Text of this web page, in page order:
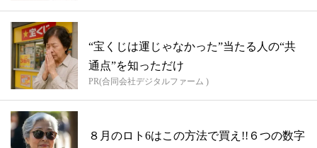
“宝くじは運じゃなかった”当たる人の“共
通点”を知っただけ
PR(合同会社デジタルファーム )
８月のロト6はこの方法で買え!!６つの数字